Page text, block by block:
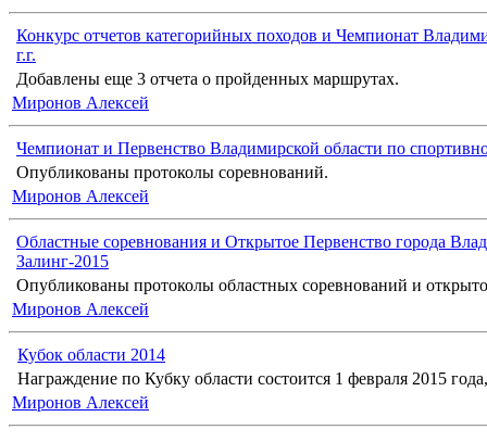
Конкурс отчетов категорийных походов и Чемпионат
г.г.
Добавлены еще 3 отчета о пройденных маршрутах.
Миронов Алексей
Чемпионат и Первенство Владимирской области по
Опубликованы протоколы соревнований.
Миронов Алексей
Областные соревнования и Открытое Первенство города
Залинг-2015
Опубликованы протоколы областных соревнований и
Миронов Алексей
Кубок области 2014
Награждение по Кубку области состоится 1 февраля 2015
Миронов Алексей